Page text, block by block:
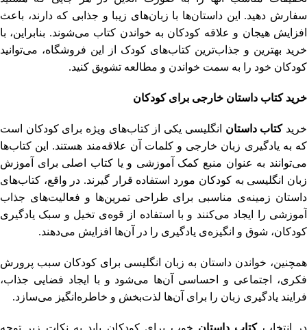
سفارش دهید. این داستان‌ها با زبان‌های زیبا و جذابی که دارند، باعث
افزایش هیجان و علاقه کودکان به خواندن کتاب می‌شوند. بنابراین، با
خرید بهترین و جذاب‌ترین کتاب‌های کودک از این فروشگاه، می‌توانید
کودکان خود را به سمت خواندن و مطالعه تشویق کنید.
خرید کتاب داستان خارجی برای کودکان
خریدکتاب داستان انگلیسی یکی از کتاب‌های ویژه برای کودکان است
که به یادگیری زبان خارجی و کلمات آن علاقه‌مند هستند. این کتاب‌ها
می‌توانند به عنوان منبع کمک آموزشی و یا کتاب اصلی برای آموزش
زبان انگلیسی به کودکان مورد استفاده قرار گیرند. در واقع، کتاب‌های
داستان زمینه‌ی مناسبی برای طراحی تمرین‌ها و فعالیت‌های جذاب
آموزشی را ایجاد می‌کنند و با استفاده از قوه‌ی تخیل و سبک یادگیری
کودکان، شوق و انگیزه‌ی یادگیری را در آن‌ها افزایش می‌دهند.
همچنین، خواندن داستان به زبان انگلیسی برای کودکان سبب پرورش
فکری، اجتماعی و احساسی آن‌ها می‌شود و با ایجاد فضایی جذاب،
فرایند یادگیری زبان را برای آن‌ها لذت‌بخش و خاطره‌انگیز می‌سازد.
در انتخابکتاب داستان خوب برای کودکان باید به نکات زیر توجه